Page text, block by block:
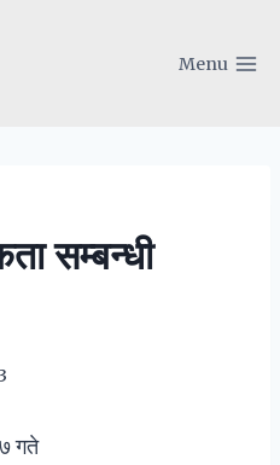
Menu
सम्बन्धी
०९/२७ गते